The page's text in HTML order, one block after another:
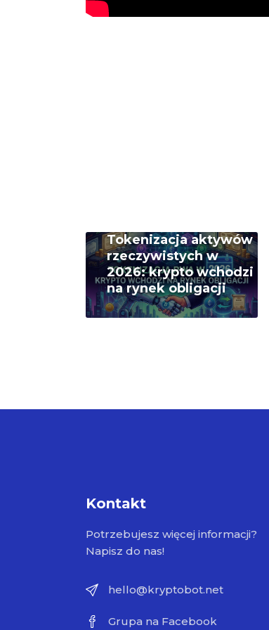
Tokenizacja aktywów
rzeczywistych w
2026: krypto wchodzi
na rynek obligacji
Kontakt
Potrzebujesz więcej informacji?
Napisz do nas!
hello@kryptobot.net
Grupa na Facebook